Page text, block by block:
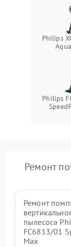
Philips
Philips
Ремонт
Ремонт
пылесоса
FC6813/01
Max